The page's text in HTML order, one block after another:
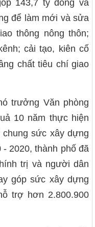
143,7 tỷ đồng và
để làm mới và sửa
thông nông thôn;
cải tạo, kiên cố
chất tiêu chí giao
trưởng Văn phòng
10 năm thực hiện
chung sức xây dựng
2020, thành phố đã
trị và người dân
góp sức xây dựng
trợ hơn 2.800.900